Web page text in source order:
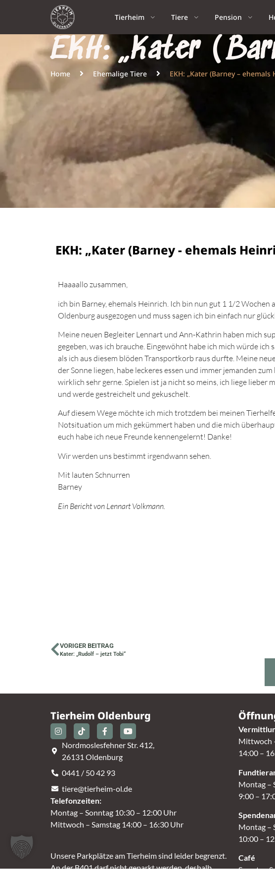
Tierheim Tiere Pension
EKH: „Kater
Home Ehemalige Tiere EKH: „Kater (Barney – ehemals
EKH: „Kater (Barney - ehemals
Haaaallo zusammen,
ich bin Barney, ehemals Heinrich. Ich bin nun gut 1 1/2 Wochen
Oldenburg ausgezogen und muss sagen ich bin einfach nur
Meine neuen Begleiter Lennart und Ann-Kathrin haben mich
gegeben, was ich brauche. Eingewöhnt habe ich mich würde ich
als ich aus diesem blöden Transportkorb raus durfte. Meine
der Sonne liegen, habe leckeres essen und immer jemanden
wirklich sehr gerne. Spielen ist ja nicht so meins, ich liege lieber
und werde gestreichelt und gekuschelt.
Auf diesem Wege möchte ich mich trotzdem bei meinen
Notsituation um mich gekümmert haben und die mich
euch habe ich neue Freunde kennengelernt! Danke!
Wir werden uns bestimmt irgendwann sehen.
Mit lauten Schnurren
Barney
Ein Bericht von Lennart Volkmann.
VORIGER BEITRAG
Kater: „Rudolf – jetzt Tobi“
Tierheim Oldenburg
Nordmoslesfehner Str. 412,
26131 Oldenburg
0441 / 50 42 93
tiere@tierheim-ol.de
Telefonzeiten:
Montag – Sonntag 10:30 – 12:00 Uhr
Mittwoch – Samstag 14:00 – 16:30 Uhr
Unsere Parkplätze am Tierheim sind leider begrenzt.
An der B401 darf nicht geparkt werden, deshalb
Mittwoch
14:00 –
Montag –
9:00 –
Montag –
10:00 –
Café
Samstag